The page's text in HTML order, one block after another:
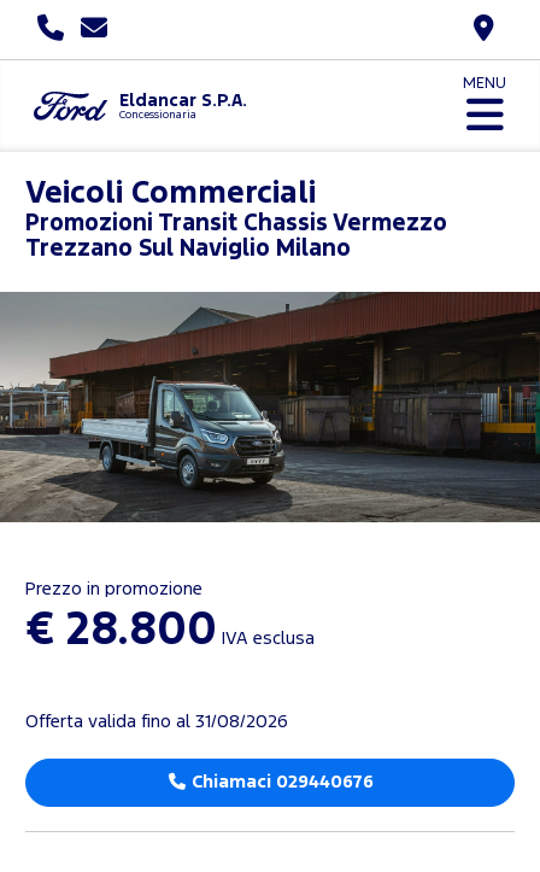
Eldancar S.P.A.
Concessionaria
MENU
Veicoli Commerciali
Promozioni Transit Chassis Vermezzo
Trezzano Sul Naviglio Milano
Prezzo in promozione
€ 28.800 IVA esclusa
Offerta valida fino al 31/08/2026
Chiamaci 029440676